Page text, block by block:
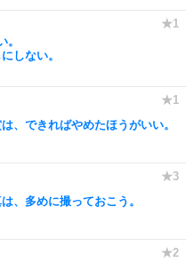
しない。
、できればやめたほうがいい。
、多めに撮っておこう。